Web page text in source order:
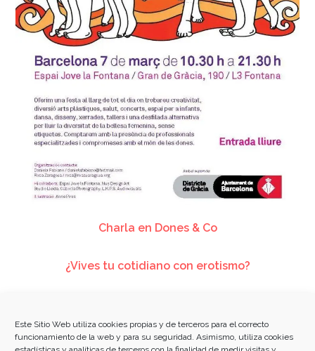
Este Sitio Web utiliza cookies propias y de terceros para el correcto
funcionamiento de la web y para su seguridad. Asimismo, utiliza cookies
Charla en Dones & Co
¿Vives tu cotidiano con erotismo?